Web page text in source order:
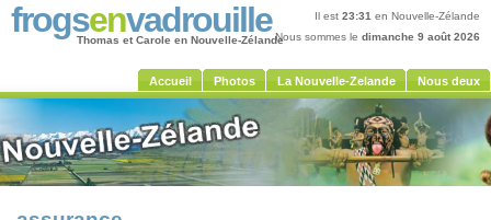
frogsenvadrouille
Thomas et Carole en Nouvelle-Zélande
Il est 23:31 en Nouvelle-Zélande
Nous sommes le dimanche 9 août 2026
Accueil Photos La Nouvelle-Zelande Nous deux